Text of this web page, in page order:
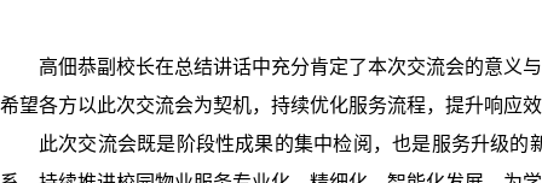
高佃恭副校长在总结讲话中充分肯定了本次交流会的意义
希望各方以此次交流会为契机，持续优化服务流程，提升响应
此次交流会既是阶段性成果的集中检阅，也是服务升级